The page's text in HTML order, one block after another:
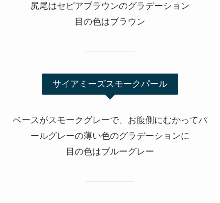
尻尾はセピアブラウンのグラデーション
目の色はブラウン
サイアミーズスモークパール
ベースがスモークグレーで、お腹側にむかってパ
ールグレーの薄い色のグラデーションに
目の色はブルーグレー